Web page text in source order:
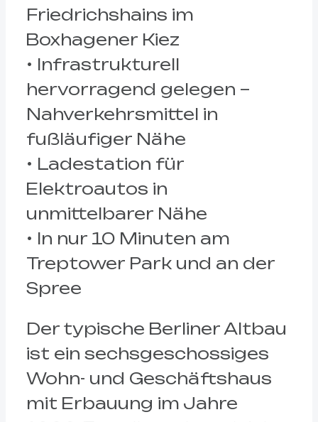
Friedrichshains im
Boxhagener Kiez
• Infrastrukturell
hervorragend gelegen –
Nahverkehrsmittel in
fußläufiger Nähe
• Ladestation für
Elektroautos in
unmittelbarer Nähe
• In nur 10 Minuten am
Treptower Park und an der
Spree
Der typische Berliner Altbau
ist ein sechsgeschossiges
Wohn- und Geschäftshaus
mit Erbauung im Jahre